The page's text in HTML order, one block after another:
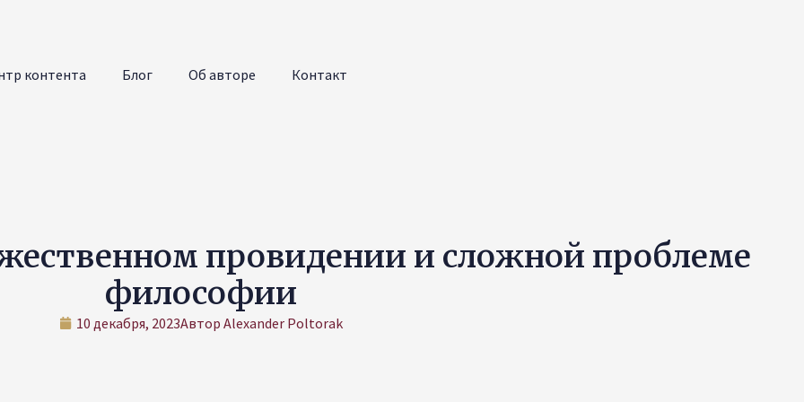
контента Блог Об авторе Контакт
провидении и сложной проблеме
философии
10 декабря, 2023Автор Alexander Poltorak